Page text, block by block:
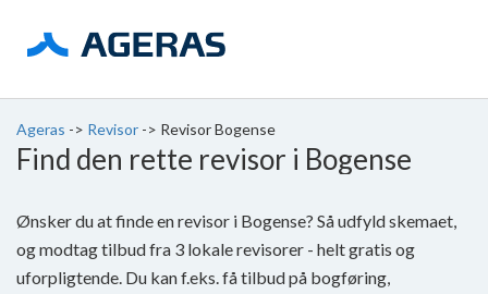
Ageras -> Revisor -> Revisor Bogense
Find den rette revisor i Bogense
Ønsker du at finde en revisor i Bogense? Så udfyld skemaet,
og modtag tilbud fra 3 lokale revisorer - helt gratis og
uforpligtende. Du kan f.eks. få tilbud på bogføring,